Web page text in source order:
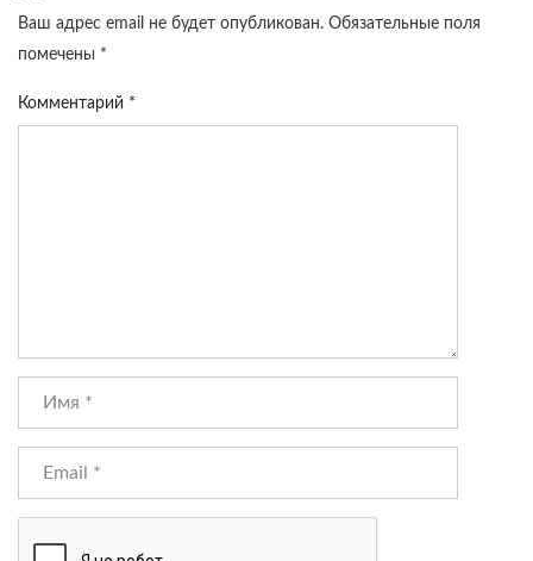
Ваш адрес email не будет опубликован. Обязательные поля
помечены *
Комментарий *